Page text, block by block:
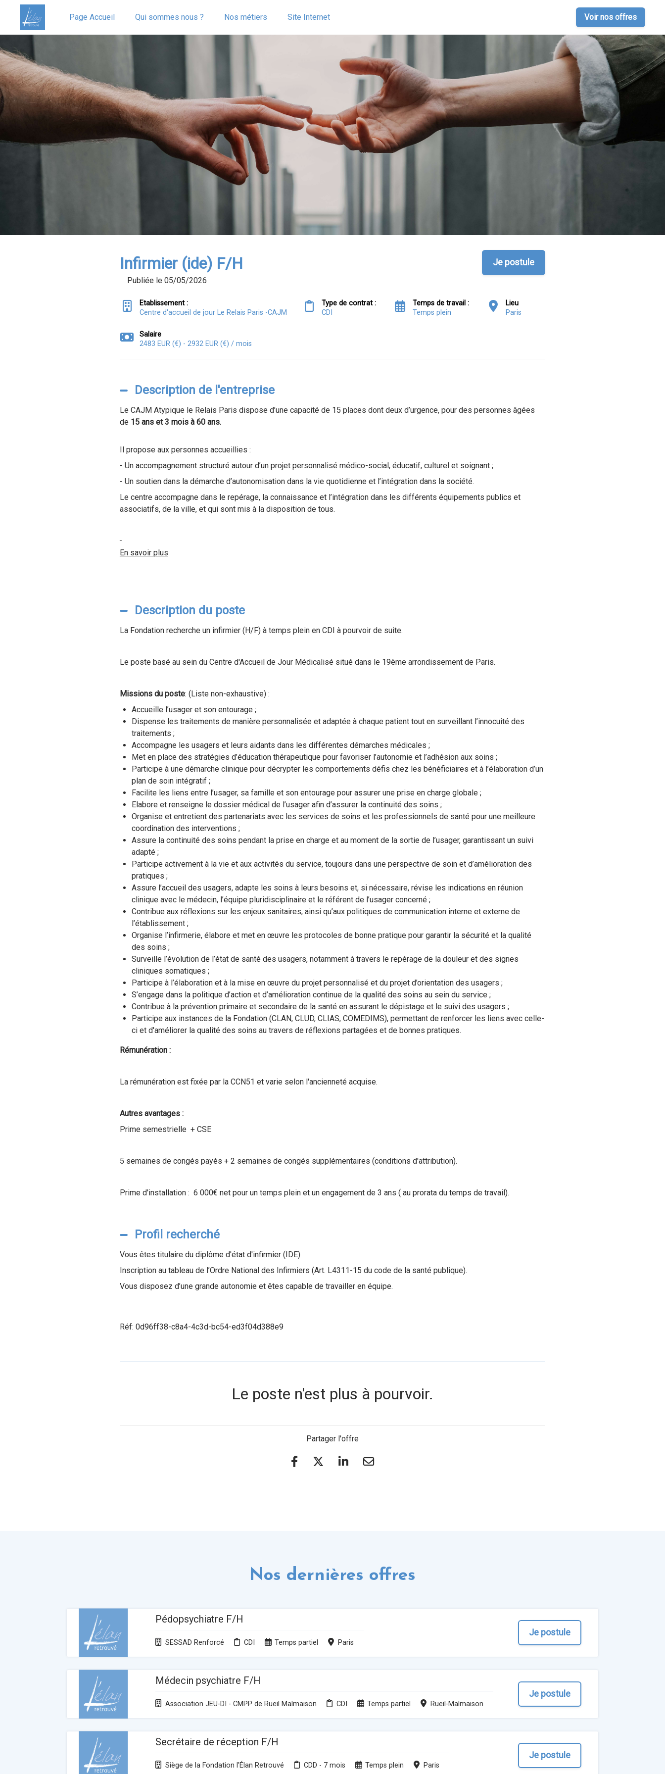
Page Accueil Qui sommes nous ? Nos métiers Site Internet Voir nos offres
Infirmier (ide) F/H Je postule
Publiée le 05/05/2026
Etablissement :
Centre d'accueil de jour Le Relais Paris -CAJM
Type de contrat :
CDI
Temps de travail :
Temps plein
Lieu
Paris
Salaire
2483 EUR (€) - 2932 EUR (€) / mois
Description de l'entreprise
Le CAJM Atypique le Relais Paris dispose d’une capacité de 15 places dont deux d’urgence, pour des personnes âgées
de 15 ans et 3 mois à 60 ans.
Il propose aux personnes accueillies :
- Un accompagnement structuré autour d’un projet personnalisé médico-social, éducatif, culturel et soignant ;
- Un soutien dans la démarche d’autonomisation dans la vie quotidienne et l’intégration dans la société.
Le centre accompagne dans le repérage, la connaissance et l’intégration dans les différents équipements publics et
associatifs, de la ville, et qui sont mis à la disposition de tous.
En savoir plus
Description du poste
La Fondation recherche un infirmier (H/F) à temps plein en CDI à pourvoir de suite.
Le poste basé au sein du Centre d'Accueil de Jour Médicalisé situé dans le 19ème arrondissement de Paris.
Missions du poste: (Liste non-exhaustive) :
Accueille l’usager et son entourage ;
Dispense les traitements de manière personnalisée et adaptée à chaque patient tout en surveillant l’innocuité des
traitements ;
Accompagne les usagers et leurs aidants dans les différentes démarches médicales ;
Met en place des stratégies d’éducation thérapeutique pour favoriser l’autonomie et l’adhésion aux soins ;
Participe à une démarche clinique pour décrypter les comportements défis chez les bénéficiaires et à l’élaboration d’un
plan de soin intégratif ;
Facilite les liens entre l’usager, sa famille et son entourage pour assurer une prise en charge globale ;
Elabore et renseigne le dossier médical de l’usager afin d’assurer la continuité des soins ;
Organise et entretient des partenariats avec les services de soins et les professionnels de santé pour une meilleure
coordination des interventions ;
Assure la continuité des soins pendant la prise en charge et au moment de la sortie de l’usager, garantissant un suivi
adapté ;
Participe activement à la vie et aux activités du service, toujours dans une perspective de soin et d’amélioration des
pratiques ;
Assure l’accueil des usagers, adapte les soins à leurs besoins et, si nécessaire, révise les indications en réunion
clinique avec le médecin, l’équipe pluridisciplinaire et le référent de l’usager concerné ;
Contribue aux réflexions sur les enjeux sanitaires, ainsi qu’aux politiques de communication interne et externe de
l’établissement ;
Organise l’infirmerie, élabore et met en œuvre les protocoles de bonne pratique pour garantir la sécurité et la qualité
des soins ;
Surveille l’évolution de l’état de santé des usagers, notamment à travers le repérage de la douleur et des signes
cliniques somatiques ;
Participe à l’élaboration et à la mise en œuvre du projet personnalisé et du projet d’orientation des usagers ;
S’engage dans la politique d’action et d’amélioration continue de la qualité des soins au sein du service ;
Contribue à la prévention primaire et secondaire de la santé en assurant le dépistage et le suivi des usagers ;
Participe aux instances de la Fondation (CLAN, CLUD, CLIAS, COMEDIMS), permettant de renforcer les liens avec celle-
ci et d'améliorer la qualité des soins au travers de réflexions partagées et de bonnes pratiques.
Rémunération :
La rémunération est fixée par la CCN51 et varie selon l'ancienneté acquise.
Autres avantages :
Prime semestrielle + CSE
5 semaines de congés payés + 2 semaines de congés supplémentaires (conditions d'attribution).
Prime d'installation : 6 000€ net pour un temps plein et un engagement de 3 ans ( au prorata du temps de travail).
Profil recherché
Vous êtes titulaire du diplôme d'état d'infirmier (IDE)
Inscription au tableau de l’Ordre National des Infirmiers (Art. L4311-15 du code de la santé publique).
Vous disposez d’une grande autonomie et êtes capable de travailler en équipe.
Réf: 0d96ff38-c8a4-4c3d-bc54-ed3f04d388e9
Le poste n'est plus à pourvoir.
Partager l'offre
Nos dernières offres
Pédopsychiatre F/H
SESSAD Renforcé CDI Temps partiel Paris
Je postule
Médecin psychiatre F/H
Association JEU-DI - CMPP de Rueil Malmaison CDI Temps partiel Rueil-Malmaison
Je postule
Secrétaire de réception F/H
Siège de la Fondation l'Élan Retrouvé CDD - 7 mois Temps plein Paris
Je postule